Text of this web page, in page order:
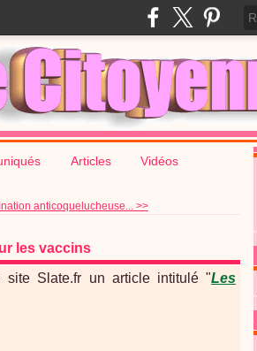
Articles Vidéos
anticoquelucheuse... >>
les vaccins
Slate.fr un article intitulé "Les